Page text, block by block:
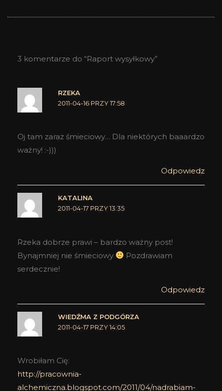
3 komentarze do “Raport wysyłkowy”
RZEKA
2011-04-16 PRZY 17:58
Oj tam zaraz śmieciowy… Dla niektórych baaardzo
ważny! :-)))
Odpowiedz
KATALINA
2011-04-17 PRZY 13:35
Rzeka dobrze prawi – bardzo ważny post!
Bynajmniej nie śmieciowy
Pozdrawiam
serdecznie!
Odpowiedz
WIEDŹMA Z PODGÓRZA
2011-04-17 PRZY 14:05
Wrobiłam Cię:
http://pracownia-
alchemiczna.blogspot.com/2011/04/nadrabiam-